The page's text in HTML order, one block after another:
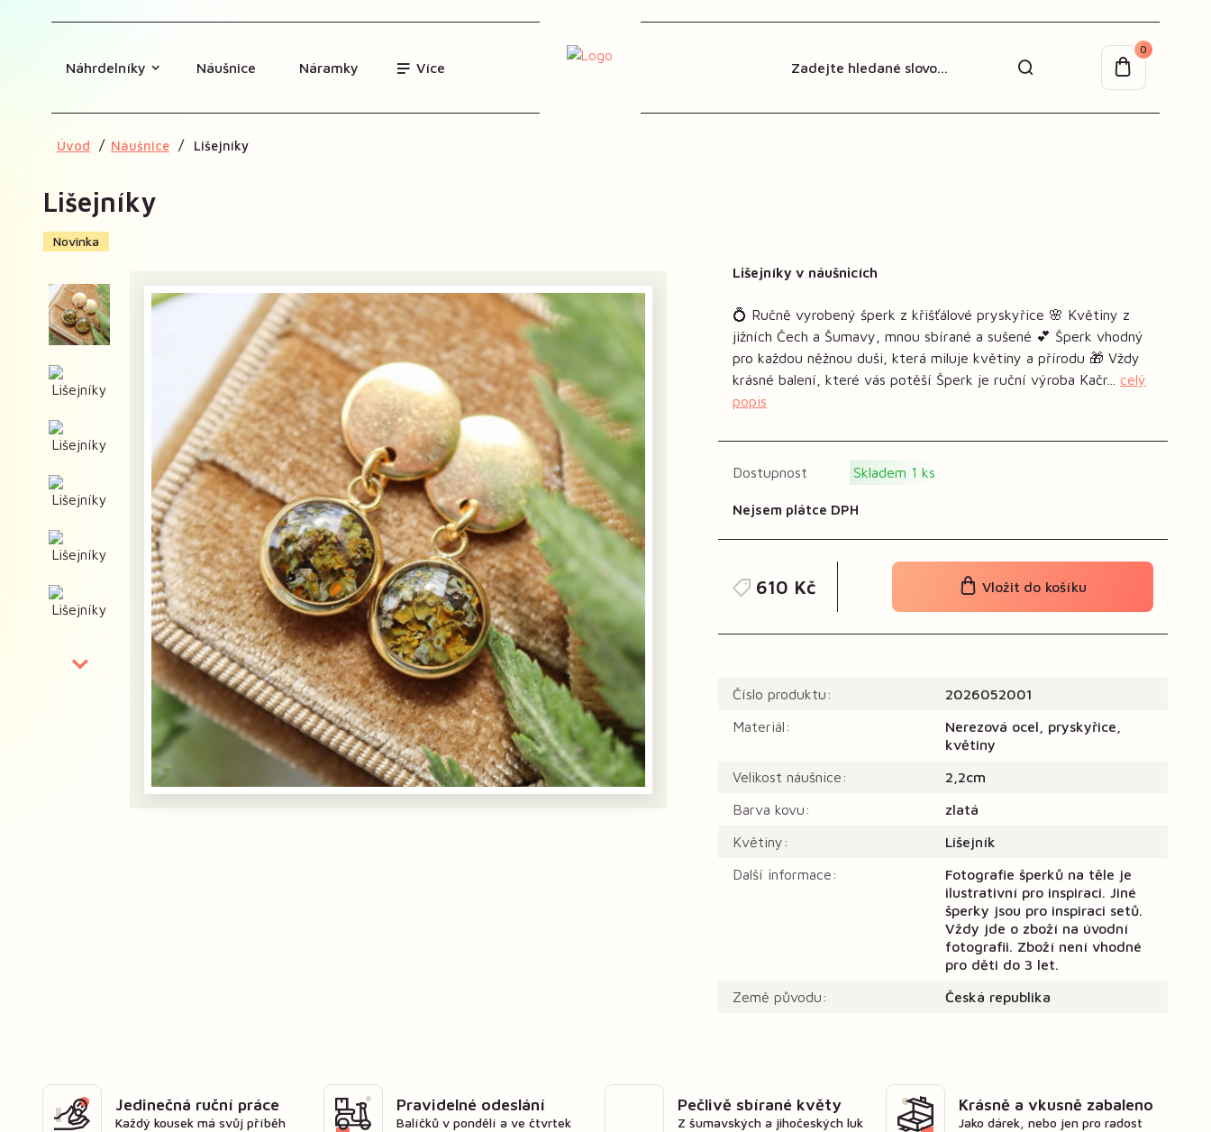
Náhrdelníky Náušnice Náramky Více
0
Úvod Náušnice Lišejníky
Lišejníky
Novinka
Lišejníky v náušnicích
💍 Ručně vyrobený šperk z křišťálové pryskyřice 🌸 Květiny z
jižních Čech a Šumavy, mnou sbírané a sušené 💕 Šperk vhodný
pro každou něžnou duši, která miluje květiny a přírodu 🎁 Vždy
krásné balení, které vás potěší Šperk je ruční výroba Kačr... celý
popis
Dostupnost Skladem 1 ks
Nejsem plátce DPH
610 Kč Vložit do košíku
Číslo produktu:
2026052001
Materiál:
Nerezová ocel, pryskyřice,
květiny
Velikost náušnice:
2,2cm
Barva kovu:
zlatá
Květiny:
Lišejník
Další informace:
Fotografie šperků na těle je
ilustrativní pro inspiraci. Jiné
šperky jsou pro inspiraci setů.
Vždy jde o zboží na úvodní
fotografii. Zboží není vhodné
pro děti do 3 let.
Země původu:
Česká republika
Jedinečná ruční práce
Každý kousek má svůj příběh
Pravidelné odeslání
Balíčků v pondělí a ve čtvrtek
Pečlivě sbírané květy
Z šumavských a jihočeských luk
Krásně a vkusně zabaleno
Jako dárek, nebo jen pro radost